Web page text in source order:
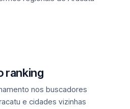
ranking
nos buscadores
e cidades vizinhas